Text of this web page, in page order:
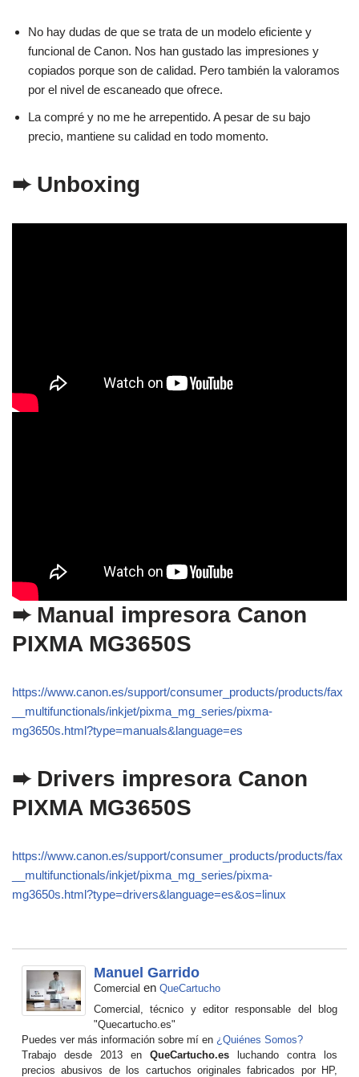
No hay dudas de que se trata de un modelo eficiente y
funcional de Canon. Nos han gustado las impresiones y
copiados porque son de calidad. Pero también la valoramos
por el nivel de escaneado que ofrece.
La compré y no me he arrepentido. A pesar de su bajo
precio, mantiene su calidad en todo momento.
➨ Unboxing
➨ Manual impresora Canon
PIXMA MG3650S
https://www.canon.es/support/consumer_products/products/fax
__multifunctionals/inkjet/pixma_mg_series/pixma-
mg3650s.html?type=manuals&language=es
➨ Drivers impresora Canon
PIXMA MG3650S
https://www.canon.es/support/consumer_products/products/fax
__multifunctionals/inkjet/pixma_mg_series/pixma-
mg3650s.html?type=drivers&language=es&os=linux
Manuel Garrido
Comercial en QueCartucho
Comercial, técnico y editor responsable del blog
"Quecartucho.es"
Puedes ver más información sobre mí en ¿Quiénes Somos?
Trabajo desde 2013 en QueCartucho.es
luchando contra los
precios abusivos de los cartuchos originales fabricados por HP,